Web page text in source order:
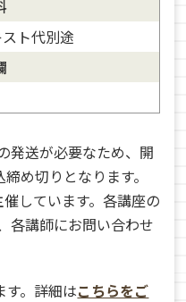
ト代別途
発送が必要なため、開
め切りとなります。
しています。各講座の
各講師にお問い合わせ
。詳細はこちらをご